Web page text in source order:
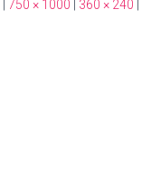
750 × 1000 360 × 240